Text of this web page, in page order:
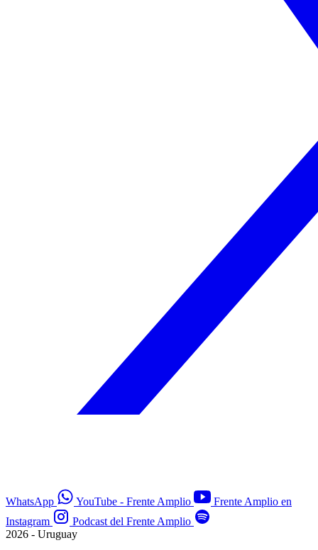
WhatsApp YouTube - Frente Amplio
Frente Amplio en
Instagram
Podcast del Frente Amplio
2026 - Uruguay